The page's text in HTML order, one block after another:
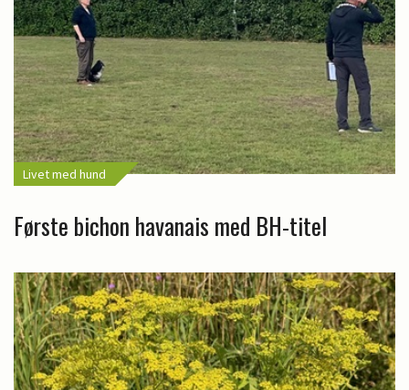
Livet med hund
Første bichon havanais med BH-titel